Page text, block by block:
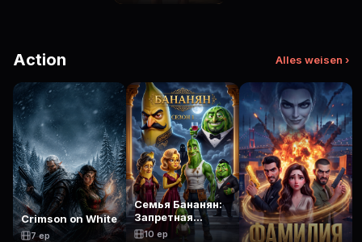
Action Alles weisen ›
Crimson on White
7 ep
Семья Бананян:
Запретная
Любовь
10 ep